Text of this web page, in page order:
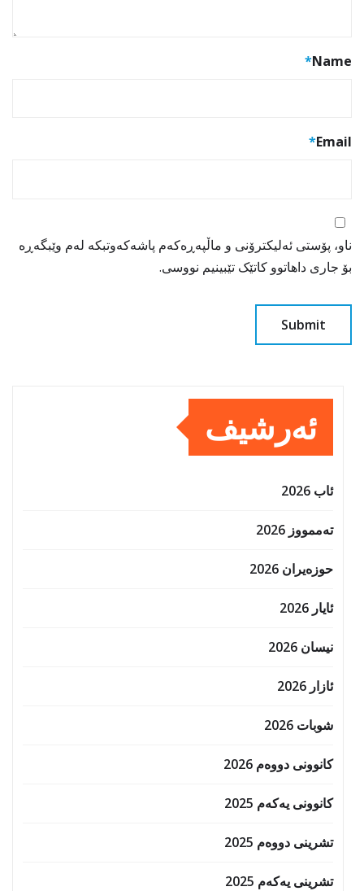
Name
*
Email
*
ناو، پۆستی ئەلیکترۆنی و ماڵپەڕەکەم پاشەکەوتبکە لەم وێبگەڕە
بۆ جاری داهاتوو کاتێک تێبینیم نووسی.
ئەرشیف
ئاب 2026
تەممووز 2026
حوزه‌یران 2026
ئایار 2026
نیسان 2026
ئازار 2026
شوبات 2026
کانوونی دووەم 2026
کانوونی یەکەم 2025
تشرینی دووەم 2025
تشرینی یەکەم 2025